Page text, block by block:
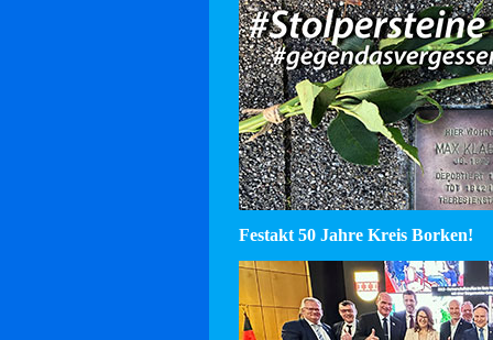
Festakt 50 Jahre Kreis Borken!